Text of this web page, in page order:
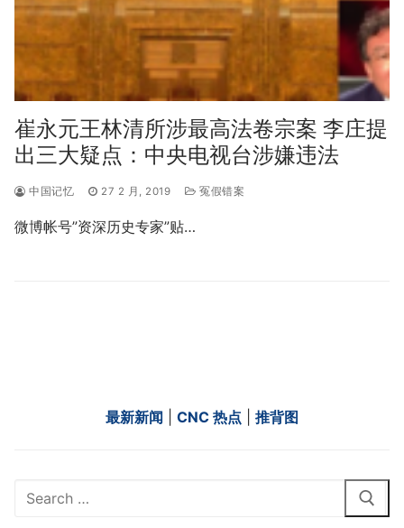
崔永元王林清所涉最高法卷宗案 李庄提
出三大疑点：中央电视台涉嫌违法
中国记忆 27 2 月, 2019 冤假错案
微博帐号”资深历史专家”贴…
最新新闻 CNC 热点 推背图
Search